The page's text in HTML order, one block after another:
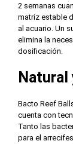
2 semanas
matriz estable
al acuario. Un
elimina la
dosificación.
Natural
Bacto Reef
cuenta con
Tanto las
para el